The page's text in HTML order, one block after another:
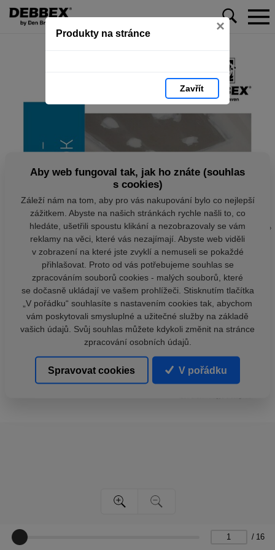
Produkty na stránce ×
Zavřít
/ 16
Aby web fungoval tak, jak ho znáte (souhlas
s cookies)
Záleží nám na tom, aby pro vás nakupování bylo co nejlepší
zážitkem. Abyste na našich stránkách rychle našli to, co
hledáte, ušetřili spoustu klikání a nezobrazovaly se vám
reklamy na věci, které vás nezajímají. Abyste web viděli
v zobrazení na které jste zvyklí a nemuseli se pokaždé
přihlašovat. Proto od vás potřebujeme souhlas se
zpracováním souborů cookies - malých souborů, které
se dočasně ukládají ve vašem prohlížeči. Stisknutím tlačítka
„V pořádku“ souhlasíte s nastavením cookies tak, abychom
vám poskytovali smysluplné a užitečné služby na základě
vašich údajů. Svůj souhlas můžete kdykoli změnit na stránce
zpracování osobních údajů.
Spravovat cookies V pořádku